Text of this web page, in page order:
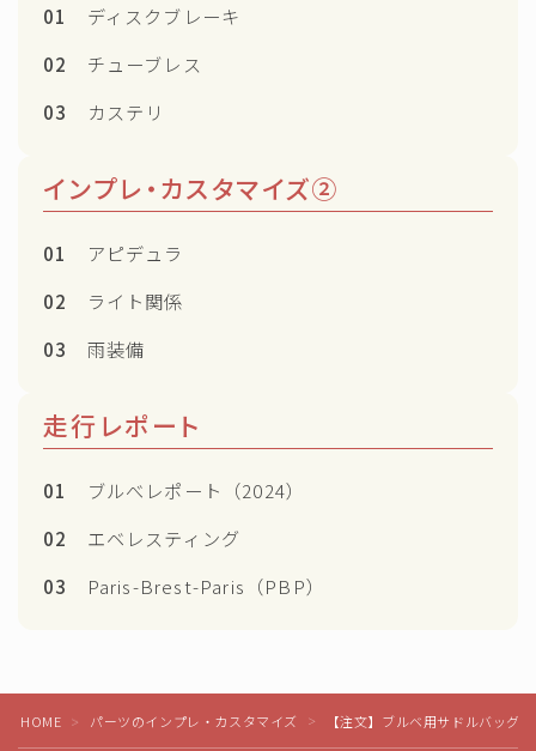
01
ディスクブレーキ
02
チューブレス
03
カステリ
インプレ・カスタマイズ②
01
アピデュラ
02
ライト関係
03
雨装備
走行レポート
01
ブルべレポート（2024）
02
エベレスティング
03
Paris-Brest-Paris（PBP）
HOME ＞ パーツのインプレ・カスタマイズ ＞ 【注文】ブルベ用サドルバッ